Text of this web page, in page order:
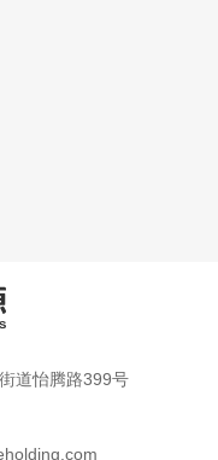
道怡腾路399号